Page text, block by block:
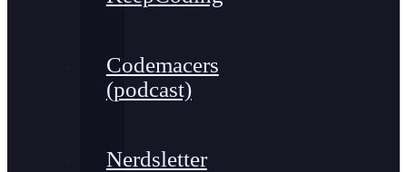
Codemacers
(podcast)
Nerdsletter